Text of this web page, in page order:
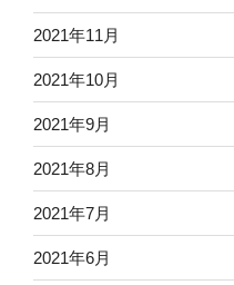
2021年11月
2021年10月
2021年9月
2021年8月
2021年7月
2021年6月